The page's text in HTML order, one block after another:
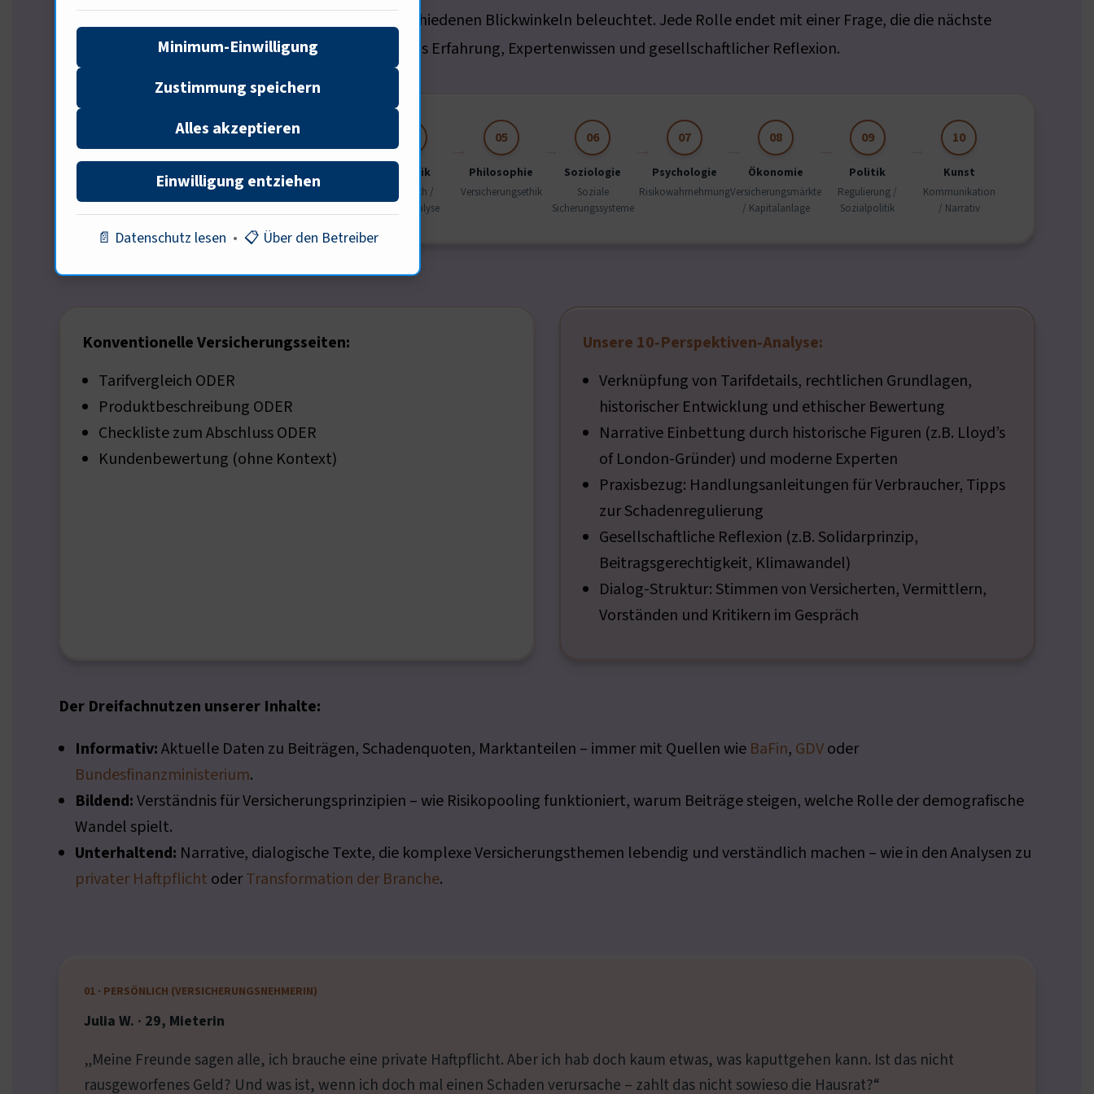
zu neuen InsurTech-Produkten – wird aus zehn verschiedenen Blickwinkeln beleuchtet. Jede Rolle endet mit einer Frage, die die nächste
Perspektive aufgreift. So entsteht ein dichtes Netz aus Erfahrung, Expertenwissen und gesellschaftlicher Reflexion.
Persönlich
02
Experte
Versicherungsmakler
Technik
InsurTech /
Datenanalyse
05
Philosophie
Versicherungsethik
06
Soziologie
Soziale
Sicherungssysteme
07
Psychologie
Risikowahrnehmung
08
Ökonomie
Versicherungsmärkte
/ Kapitalanlage
09
Politik
Regulierung /
Sozialpolitik
10
Kunst
Kommunikation
/ Narrativ
Konventionelle Versicherungsseiten:
Tarifvergleich ODER
Produktbeschreibung ODER
Checkliste zum Abschluss ODER
Kundenbewertung (ohne Kontext)
Unsere 10‑Perspektiven‑Analyse:
Verknüpfung von Tarifdetails, rechtlichen Grundlagen,
historischer Entwicklung und ethischer Bewertung
Narrative Einbettung durch historische Figuren (z.B. Lloyd’s
of London-Gründer) und moderne Experten
Praxisbezug: Handlungsanleitungen für Verbraucher, Tipps
zur Schadenregulierung
Gesellschaftliche Reflexion (z.B. Solidarprinzip,
Beitragsgerechtigkeit, Klimawandel)
Dialog-Struktur: Stimmen von Versicherten, Vermittlern,
Vorständen und Kritikern im Gespräch
Der Dreifachnutzen unserer Inhalte:
Informativ:Aktuelle Daten zu Beiträgen, Schadenquoten, Marktanteilen – immer mit Quellen wie BaFin, GDVoder
Bundesfinanzministerium.
Bildend:Verständnis für Versicherungsprinzipien – wie Risikopooling funktioniert, warum Beiträge steigen, welche Rolle der demografische
Wandel spielt.
Unterhaltend: Narrative, dialogische Texte, die komplexe Versicherungsthemen lebendig und verständlich machen – wie in den Analysen zu
privater Haftpflicht oderTransformation der Branche.
01 · PERSÖNLICH (VERSICHERUNGSNEHMERIN)
Julia W. · 29, Mieterin
„Meine Freunde sagen alle, ich brauche eine private Haftpflicht. Aber ich hab doch kaum etwas, was kaputtgehen kann. Ist das nicht
rausgeworfenes Geld? Und was ist, wenn ich doch mal einen Schaden verursache – zahlt das nicht sowieso die Hausrat?“
Minimum-Einwilligung
Zustimmung speichern
Alles akzeptieren
Einwilligung entziehen
📄 Datenschutz lesen • 📋 Über den Betreiber